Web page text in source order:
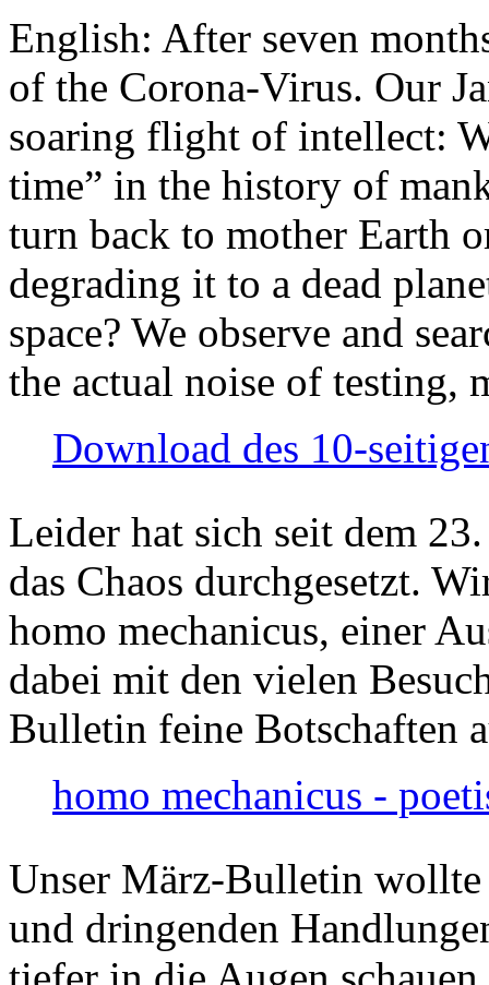
English: After seven
of the Corona-Virus. Our
soaring flight of intellect:
time” in the history of
turn back to mother Earth
degrading it to a dead
space? We observe and
the actual noise of testing,
Download des 10-
Leider hat sich seit dem
das Chaos durchgesetzt.
homo mechanicus, einer
dabei mit den vielen
Bulletin feine Botschaften
homo mechanicus -
Unser März-Bulletin
und dringenden